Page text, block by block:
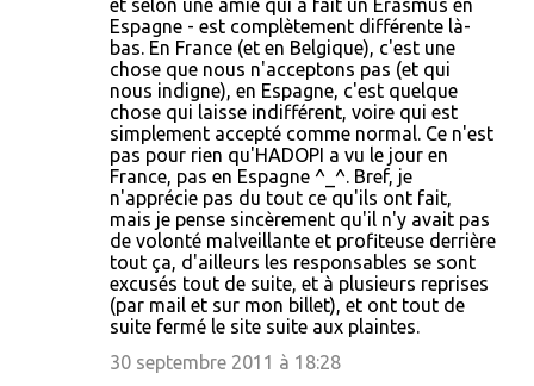
et selon une amie qui a fait un Erasmus en
Espagne - est complètement différente là-
bas. En France (et en Belgique), c'est une
chose que nous n'acceptons pas (et qui
nous indigne), en Espagne, c'est quelque
chose qui laisse indifférent, voire qui est
simplement accepté comme normal. Ce n'est
pas pour rien qu'HADOPI a vu le jour en
France, pas en Espagne ^_^. Bref, je
n'apprécie pas du tout ce qu'ils ont fait,
mais je pense sincèrement qu'il n'y avait pas
de volonté malveillante et profiteuse derrière
tout ça, d'ailleurs les responsables se sont
excusés tout de suite, et à plusieurs reprises
(par mail et sur mon billet), et ont tout de
suite fermé le site suite aux plaintes.
30 septembre 2011 à 18:28